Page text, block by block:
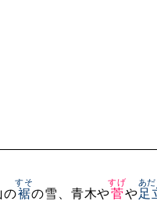
の裾
すそ
の雪、青木や菅
すげ
や足
あだ